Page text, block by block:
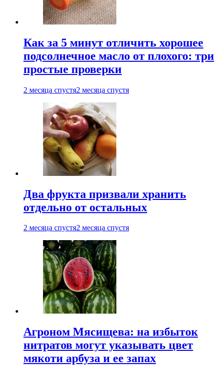
Как за 5 минут отличить хорошее
подсолнечное масло от плохого: три
простые проверки
2 месяца спустя2 месяца спустя
Два фрукта призвали хранить
отдельно от остальных
2 месяца спустя2 месяца спустя
Агроном Мясищева: на избыток
нитратов могут указывать цвет
мякоти арбуза и ее запах